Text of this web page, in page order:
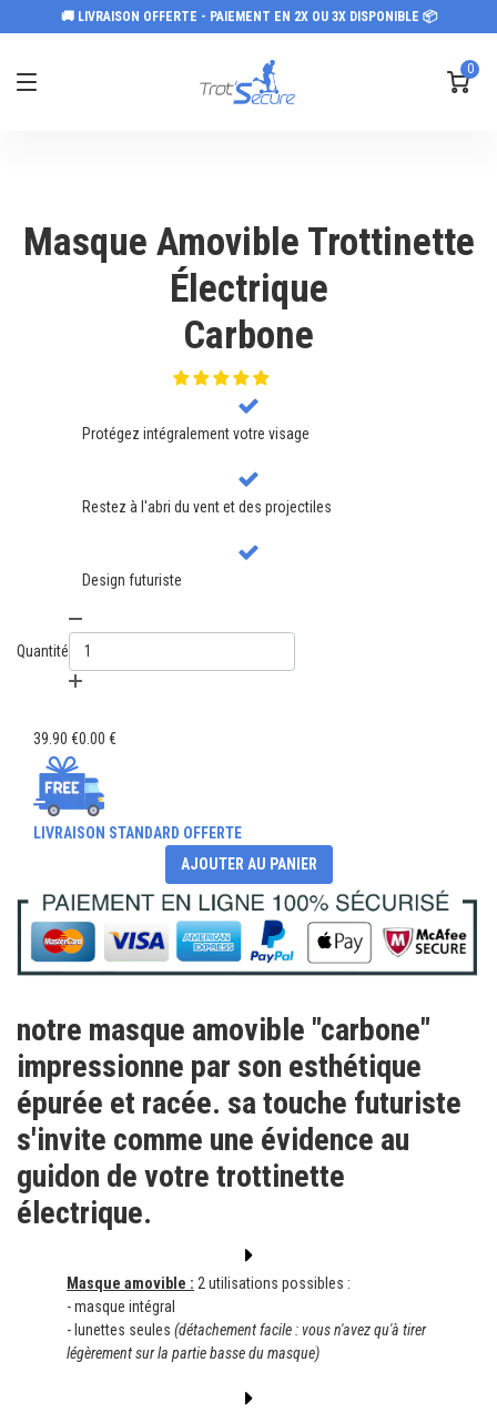
🚚 LIVRAISON OFFERTE - PAIEMENT EN 2X OU 3X DISPONIBLE 📦
0
Masque Amovible Trottinette
Électrique
Carbone
Protégez intégralement votre visage
Restez à l'abri du vent et des projectiles
Design futuriste
Quantité
39.90 €0.00 €
LIVRAISON STANDARD OFFERTE
AJOUTER AU PANIER
notre masque amovible "carbone"
impressionne par son esthétique
épurée et racée. sa touche futuriste
s'invite comme une évidence au
guidon de votre trottinette
électrique.
Masque amovible : 2 utilisations possibles :
- masque intégral
- lunettes seules (détachement facile : vous n'avez qu'à tirer
légèrement sur la partie basse du masque)